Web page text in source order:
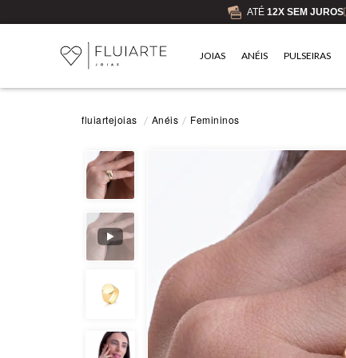
ATÉ 12X SEM JUROS
JOIAS ANÉIS PULSEIRAS
fluiartejoias Anéis Femininos